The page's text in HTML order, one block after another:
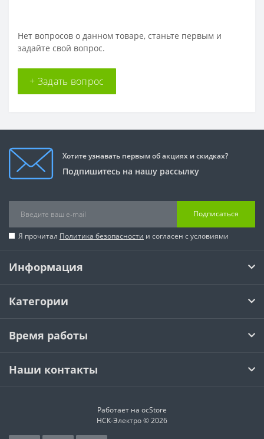
Нет вопросов о данном товаре, станьте первым и
задайте свой вопрос.
+ Задать вопрос
Хотите узнавать первым об акциях и скидках?
Подпишитесь на нашу рассылку
Подписаться
Я прочитал Политика безопасности и согласен с условиями
Информация
Категории
Время работы
Наши контакты
Работает на ocStore
НСК-Электро © 2026